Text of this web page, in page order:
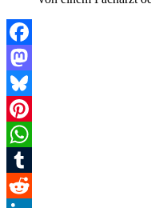
Facebook
Mastodon
Bluesky
Pinterest
WhatsApp
Tumblr